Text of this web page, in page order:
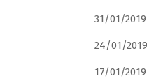
31/01/
24/01/
17/01/